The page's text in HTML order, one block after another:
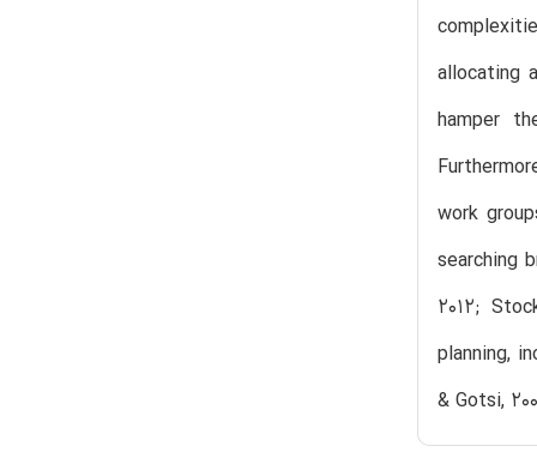
allocating
hamper
work
searching
2012;
planning,
& Gotsi,